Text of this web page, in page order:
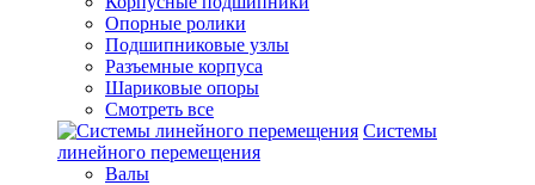
Опорные ролики
Подшипниковые узлы
Разъемные корпуса
Шариковые опоры
Смотреть все
Системы
линейного перемещения
Валы